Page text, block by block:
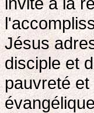
Jésus
disciple et
pauvreté